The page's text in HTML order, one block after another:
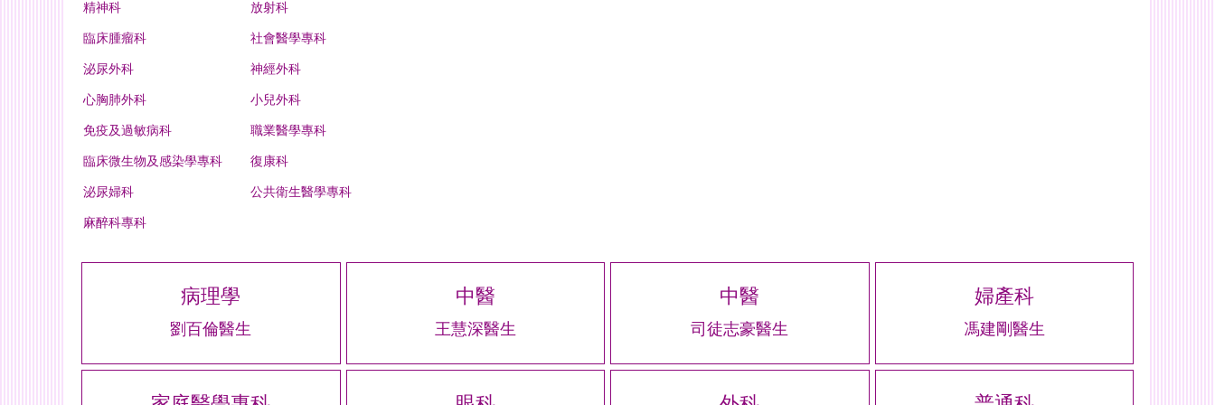
精神科 放射科
臨床腫瘤科 社會醫學專科
泌尿外科 神經外科
心胸肺外科 小兒外科
免疫及過敏病科 職業醫學專科
臨床微生物及感染學專科 復康科
泌尿婦科 公共衛生醫學專科
麻醉科專科
病理學
劉百倫醫生
中醫
王慧深醫生
中醫
司徒志豪醫生
婦產科
馮建剛醫生